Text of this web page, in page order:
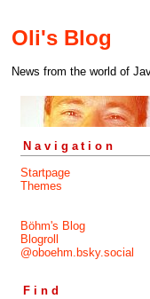
Oli's Blog
News from the world of
Navigation
Startpage
Themes
Böhm's Blog
Blogroll
@oboehm.bsky.social
Find